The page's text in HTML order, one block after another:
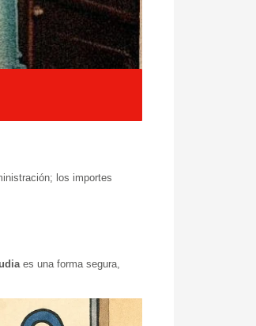
los importes
es una forma segura,